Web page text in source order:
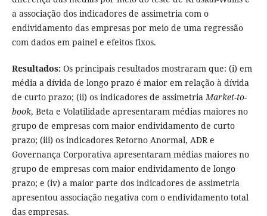
a associação dos indicadores de assimetria com o
endividamento das empresas por meio de uma regressão
com dados em painel e efeitos fixos.
Resultados: Os principais resultados mostraram que: (i) em
média a dívida de longo prazo é maior em relação à dívida
de curto prazo; (ii) os indicadores de assimetriaMarket-to-
book, Beta e Volatilidade apresentaram médias maiores no
grupo de empresas com maior endividamento de curto
prazo; (iii) os indicadores Retorno Anormal, ADR e
Governança Corporativa apresentaram médias maiores no
grupo de empresas com maior endividamento de longo
prazo; e (iv) a maior parte dos indicadores de assimetria
apresentou associação negativa com o endividamento total
das empresas.